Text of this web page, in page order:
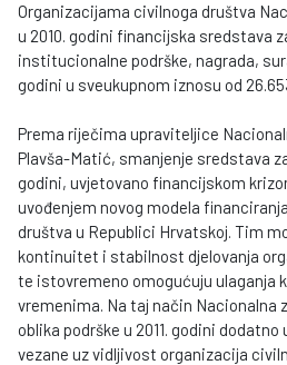
Organizacijama civilnoga društva
u 2010. godini financijska sredstava
institucionalne podrške, nagrada,
godini u sveukupnom iznosu od
Prema riječima upraviteljice
Plavša-Matić, smanjenje sredstava
godini, uvjetovano financijskom
uvođenjem novog modela
društva u Republici Hrvatskoj. Tim
kontinuitet i stabilnost djelovanja
te istovremeno omogućuju ulaganja
vremenima. Na taj način Nacionalna
oblika podrške u 2011. godini
vezane uz vidljivost organizacija